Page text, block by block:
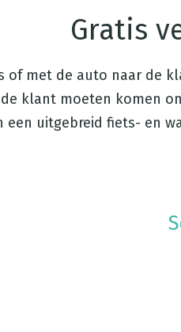
Gratis
of met de auto naar de
klant moeten komen
een uitgebreid fiets- en